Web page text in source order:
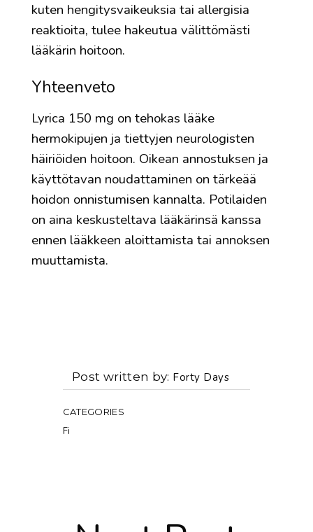
kuten hengitysvaikeuksia tai allergisia
reaktioita, tulee hakeutua välittömästi
lääkärin hoitoon.
Yhteenveto
Lyrica 150 mg on tehokas lääke
hermokipujen ja tiettyjen neurologisten
häiriöiden hoitoon. Oikean annostuksen ja
käyttötavan noudattaminen on tärkeää
hoidon onnistumisen kannalta. Potilaiden
on aina keskusteltava lääkärinsä kanssa
ennen lääkkeen aloittamista tai annoksen
muuttamista.
Post written by Forty Days
CATEGORIES
Fi